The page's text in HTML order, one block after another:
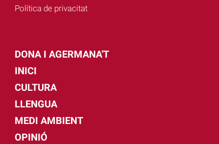
Política de privacitat
DONA I AGERMANA'T
INICI
CULTURA
LLENGUA
MEDI AMBIENT
OPINIÓ